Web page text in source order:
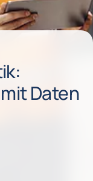
Daten